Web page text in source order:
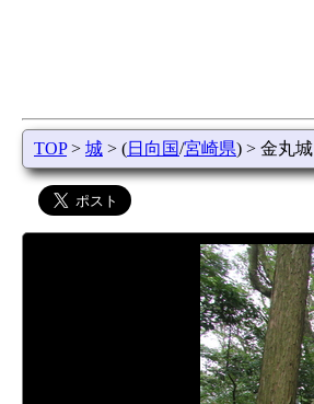
TOP> 城 > (日向国/宮崎県) > 金丸城